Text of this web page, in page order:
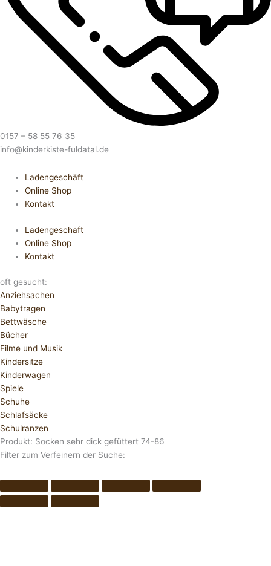
0157 – 58 55 76 35
info@kinderkiste-fuldatal.de
Ladengeschäft
Online Shop
Kontakt
Ladengeschäft
Online Shop
Kontakt
oft gesucht:
Anziehsachen
Babytragen
Bettwäsche
Bücher
Filme und Musik
Kindersitze
Kinderwagen
Spiele
Schuhe
Schlafsäcke
Schulranzen
Produkt: Socken sehr dick gefüttert 74-86
Filter zum Verfeinern der Suche: